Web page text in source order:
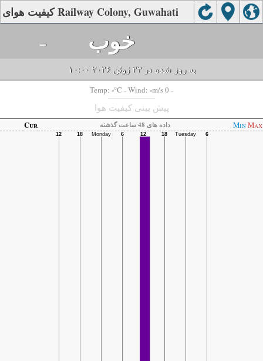
کیفیت هوای Railway Colony, Guwahati
- خوب
به روز شده در ۲۳ ژوئن ۲۰۲۶ ۱۰:۰۰
Temp: -°C - Wind: -m/s 0 -
پیش بینی کیفیت هوا
Cur داده های 48 ساعت گذشته MinMax